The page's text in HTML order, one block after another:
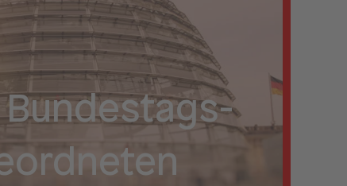
Bundestags­